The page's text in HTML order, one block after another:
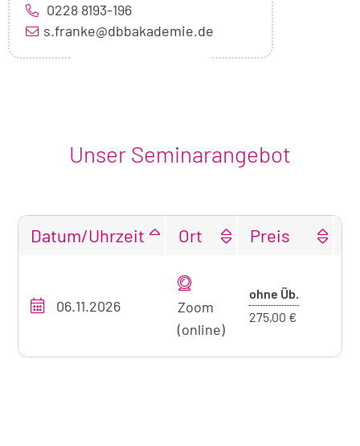
0228 8193-196
s.franke@dbbakademie.de
Unser Seminarangebot
unseres
zum
Datum/Uhrzeit Ort Preis
06.11.2026
Zoom
(online)
ohne Üb.
275,00 €